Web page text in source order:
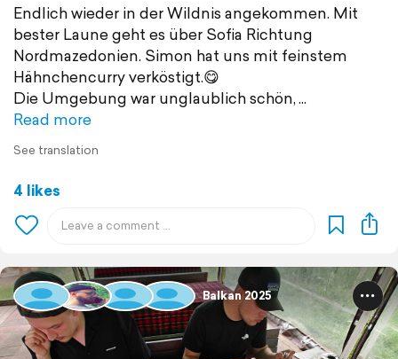
Endlich wieder in der Wildnis angekommen. Mit
bester Laune geht es über Sofia Richtung
Nordmazedonien. Simon hat uns mit feinstem
Hähnchencurry verköstigt.😋
Die Umgebung war unglaublich schön,
Read more
See translation
4 likes
Balkan 2025